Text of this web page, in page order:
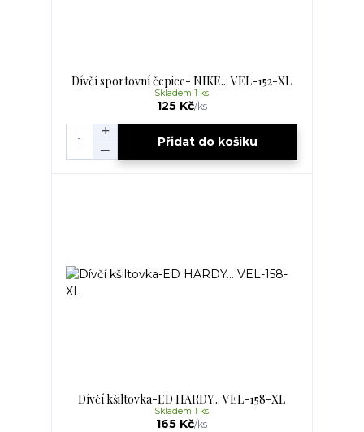
Dívčí sportovní čepice- NIKE... VEL-152-XL
125 Kč/ks
Skladem 1 ks
Přidat do košíku
Dívčí kšiltovka-ED HARDY... VEL-158-XL
165 Kč/ks
Skladem 1 ks